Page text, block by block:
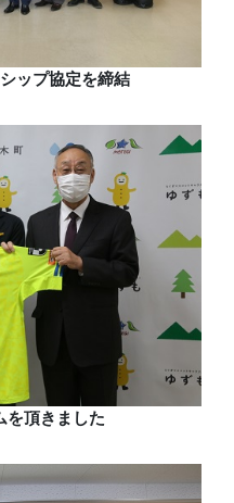
ップ協定を締結
を頂きました